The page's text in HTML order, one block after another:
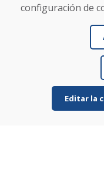
+421
Blog
configuración de
Editar la